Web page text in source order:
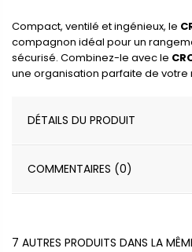
Compact, ventilé et ingénieux, le
compagnon idéal pour un
sécurisé. Combinez-le avec le
une organisation parfaite de votre
DÉTAILS DU PRODUIT
COMMENTAIRES (0)
7 AUTRES PRODUITS DANS LA